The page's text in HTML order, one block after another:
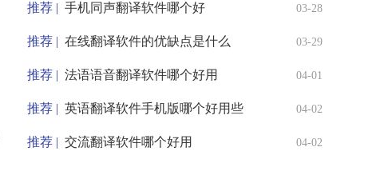
推荐 | 手机同声翻译软件哪个好 03-28
推荐 | 在线翻译软件的优缺点是什么 03-29
推荐 | 法语语音翻译软件哪个好用 04-01
推荐 | 英语翻译软件手机版哪个好用些 04-02
推荐 | 交流翻译软件哪个好用 04-02